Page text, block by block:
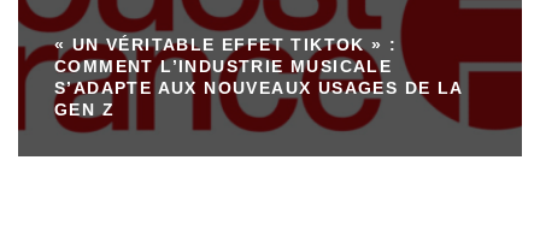
« UN VÉRITABLE EFFET TIKTOK » :
COMMENT L’INDUSTRIE MUSICALE
S’ADAPTE AUX NOUVEAUX USAGES DE LA
GEN Z